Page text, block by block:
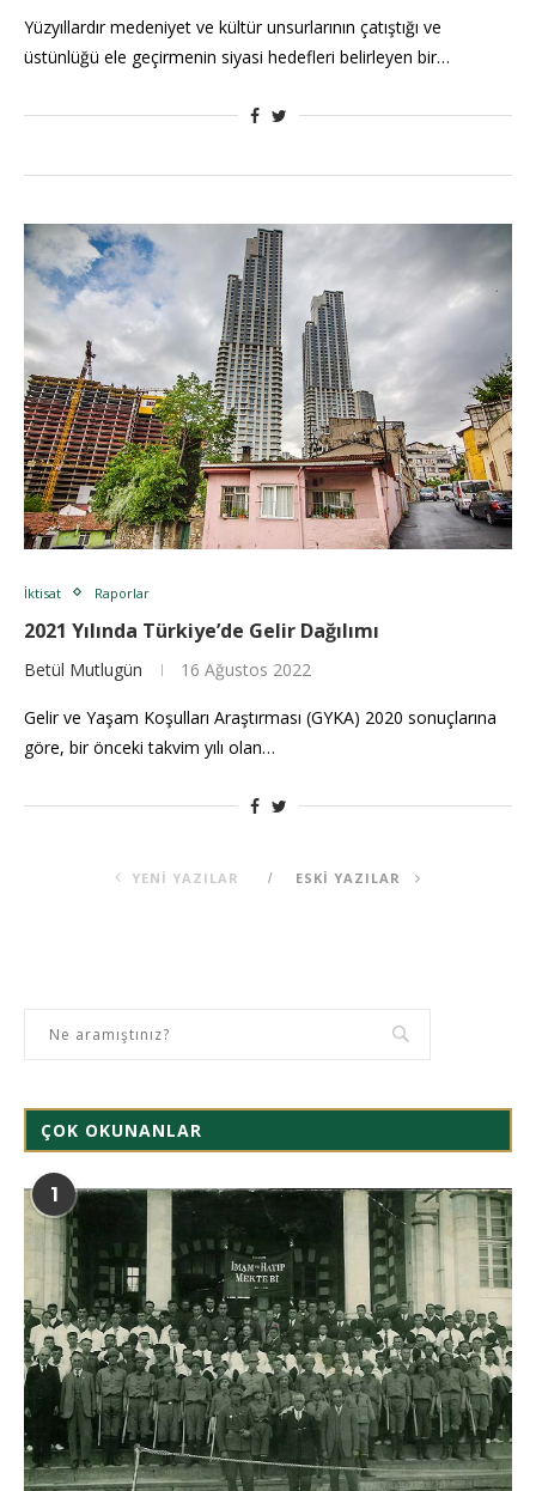
Yüzyıllardır medeniyet ve kültür unsurlarının çatıştığı ve
üstünlüğü ele geçirmenin siyasi hedefleri belirleyen bir…
İktisat Raporlar
2021 Yılında Türkiye’de Gelir Dağılımı
Betül Mutlugün 16 Ağustos 2022
Gelir ve Yaşam Koşulları Araştırması (GYKA) 2020 sonuçlarına
göre, bir önceki takvim yılı olan…
YENI YAZILAR ESKI YAZILAR
ÇOK OKUNANLAR
1